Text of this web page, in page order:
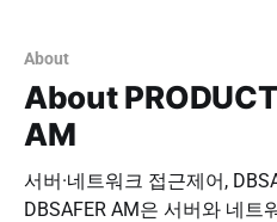
About
About
AM
서버·네트워크 접근제어,
DBSAFER AM은 서버와 네트